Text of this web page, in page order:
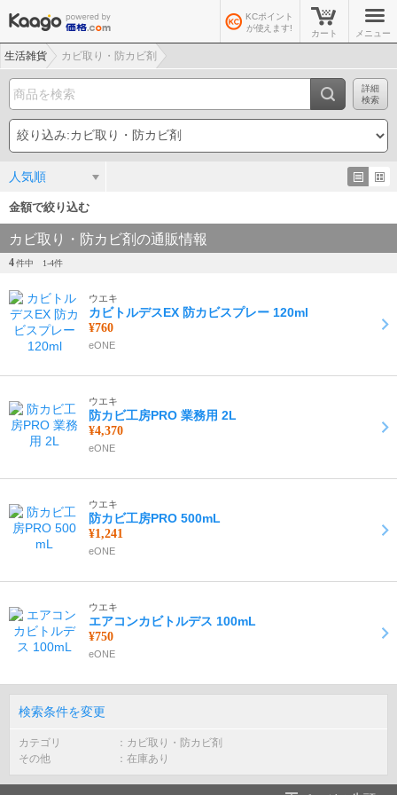
KCポイント
が使えます!
カート メニュー
生活雑貨 カビ取り・防カビ剤
詳細
検索
人気順
金額で絞り込む
カビ取り・防カビ剤の通販情報
4件中 1-4件
ウエキ
カビトルデスEX 防カビスプレー 120ml
¥760
eONE
ウエキ
防カビ工房PRO 業務用 2L
¥4,370
eONE
ウエキ
防カビ工房PRO 500mL
¥1,241
eONE
ウエキ
エアコンカビトルデス 100mL
¥750
eONE
検索条件を変更
カテゴリ
カビ取り・防カビ剤
その他
在庫あり